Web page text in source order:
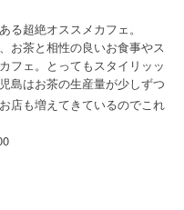
る超絶オススメカフェ。
お茶と相性の良いお食事やス
フェ。とってもスタイリッッ
島はお茶の生産量が少しずつ
店も増えてきているのでこれ